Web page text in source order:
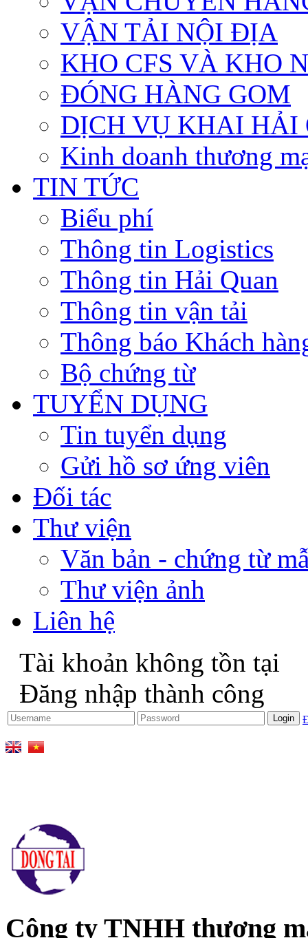
VẬN TẢI NỘI ĐỊA
KHO CFS VÀ KHO
ĐÓNG HÀNG GOM
DỊCH VỤ KHAI HẢI
Kinh doanh thương
TIN TỨC
Biểu phí
Thông tin Logistics
Thông tin Hải Quan
Thông tin vận tải
Thông báo Khách
Bộ chứng từ
TUYỂN DỤNG
Tin tuyển dụng
Gửi hồ sơ ứng viên
Đối tác
Thư viện
Văn bản - chứng từ
Thư viện ảnh
Liên hệ
Tài khoản không tồn tại
Đăng nhập thành công
Công ty TNHH thương